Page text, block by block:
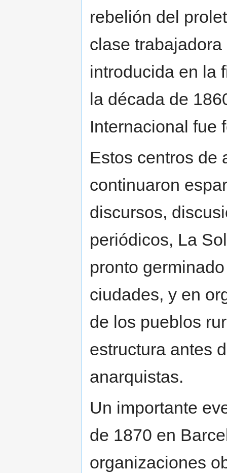
rebelión del
clase
introducida en la
la década de
Internacional fue
Estos centros de
continuaron
discursos,
periódicos, La
pronto
ciudades, y en
de los pueblos
estructura antes
anarquistas.
Un importante
de 1870 en
organizaciones